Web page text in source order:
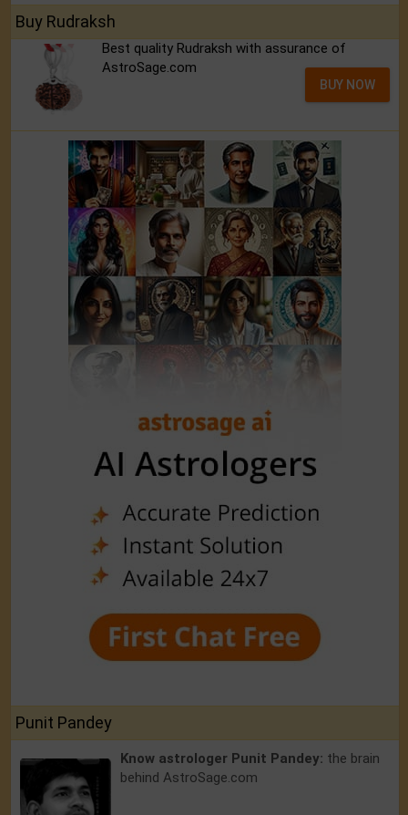
Buy Rudraksh
Best quality Rudraksh with assurance of
AstroSage.com
BUY NOW
Punit Pandey
Know astrologer Punit Pandey: the brain
behind AstroSage.com